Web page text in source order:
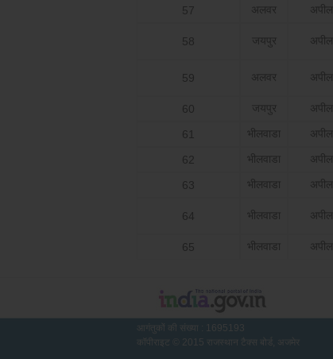
57 अलवर अपील
58 जयपुर अपील
59 अलवर अपील
60 जयपुर अपील
61 भीलवाडा अपील
62 भीलवाडा अपील
63 भीलवाडा अपील
64 भीलवाडा अपील
65 भीलवाडा अपील
आगंतुकों की संख्या :
1695193
कॉपीराइट © 2015 राजस्थान टैक्स बोर्ड, अजमेर